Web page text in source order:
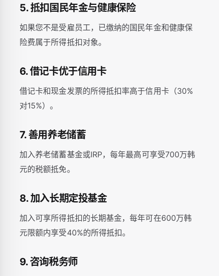
5. 抵扣国民年金与健康保险
如果您不是受雇员工，已缴纳的国民年金和健康保
险费属于所得抵扣对象。
6. 借记卡优于信用卡
借记卡和现金发票的所得抵扣率高于信用卡（30%
对15%）。
7. 善用养老储蓄
加入养老储蓄基金或IRP，每年最高可享受700万韩
元的税额抵免。
8. 加入长期定投基金
加入可享所得抵扣的长期基金，每年可在600万韩
元限额内享受40%的所得抵扣。
9. 咨询税务师